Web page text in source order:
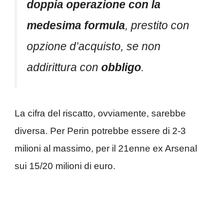
doppia operazione con la
medesima formula, prestito con
opzione d’acquisto, se non
addirittura con obbligo.
La cifra del riscatto, ovviamente, sarebbe
diversa. Per Perin potrebbe essere di 2-3
milioni al massimo, per il 21enne ex Arsenal
sui 15/20 milioni di euro.